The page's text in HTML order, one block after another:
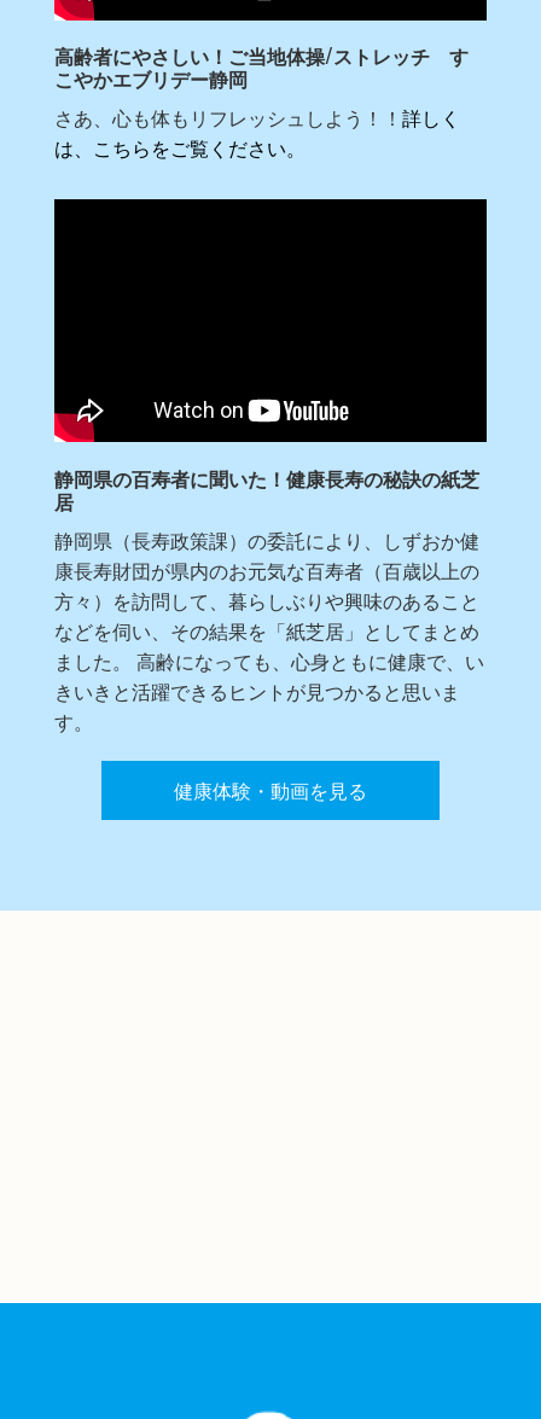
高齢者にやさしい！ご当地体操/ストレッチ す
こやかエブリデー静岡
さあ、心も体もリフレッシュしよう！！ 詳しく
は、こちらをご覧ください。
静岡県の百寿者に聞いた！健康長寿の秘訣の紙芝
居
静岡県（長寿政策課）の委託により、しずおか健
康長寿財団が県内のお元気な百寿者（百歳以上の
方々）を訪問して、暮らしぶりや興味のあること
などを伺い、その結果を「紙芝居」としてまとめ
ました。 高齢になっても、心身ともに健康で、い
きいきと活躍できるヒントが見つかると思いま
す。
健康体験・動画を見る